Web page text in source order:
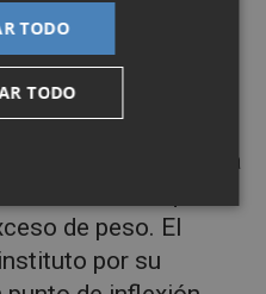
cuando era
recién
diagnóstico era
después la báscula
certificaba que
de peso. El
por su
TODO
TODO